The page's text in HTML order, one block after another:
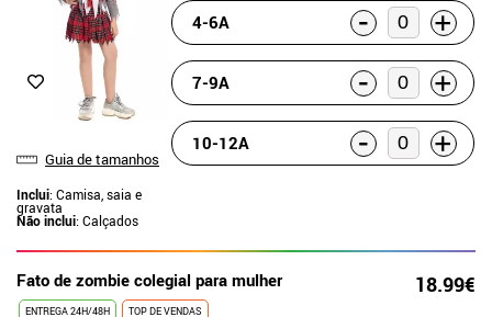
Guia de tamanhos
Inclui: Camisa, saia e
gravata
Não inclui: Calçados
4-6A - +
7-9A - +
10-12A - +
Fato de zombie colegial para mulher 18.99€
ENTREGA 24H/48H TOP DE VENDAS